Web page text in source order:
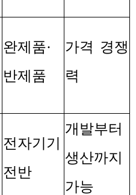
완제품·
반제품
가격 경쟁
력
전자기기
전반
개발부터
생산까지
가능